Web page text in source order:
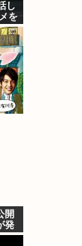
し
を
開
発